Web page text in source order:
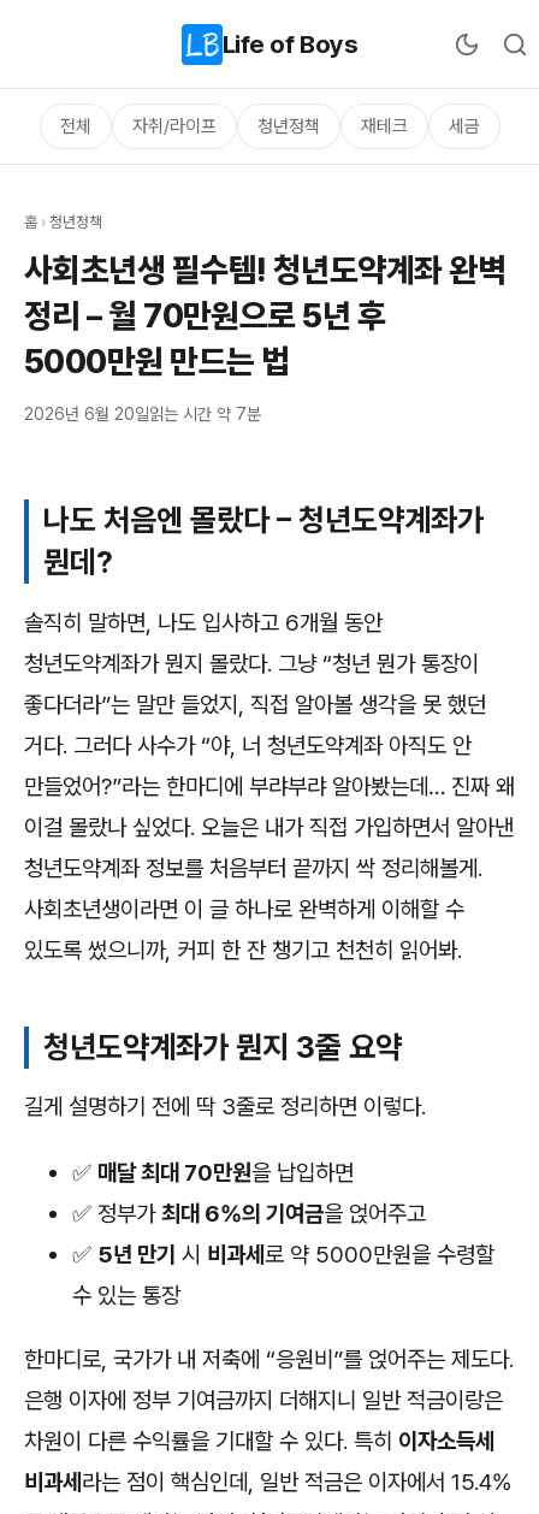
Life of Boys
전체 자취/라이프 청년정책 재테크 세금
홈 › 청년정책
사회초년생 필수템! 청년도약계좌 완벽
정리 – 월 70만원으로 5년 후
5000만원 만드는 법
2026년 6월 20일읽는 시간 약 7분
나도 처음엔 몰랐다 – 청년도약계좌가
뭔데?
솔직히 말하면, 나도 입사하고 6개월 동안
청년도약계좌가 뭔지 몰랐다. 그냥 “청년 뭔가 통장이
좋다더라”는 말만 들었지, 직접 알아볼 생각을 못 했던
거다. 그러다 사수가 “야, 너 청년도약계좌 아직도 안
만들었어?”라는 한마디에 부랴부랴 알아봤는데… 진짜 왜
이걸 몰랐나 싶었다. 오늘은 내가 직접 가입하면서 알아낸
청년도약계좌 정보를 처음부터 끝까지 싹 정리해볼게.
사회초년생이라면 이 글 하나로 완벽하게 이해할 수
있도록 썼으니까, 커피 한 잔 챙기고 천천히 읽어봐.
청년도약계좌가 뭔지 3줄 요약
길게 설명하기 전에 딱 3줄로 정리하면 이렇다.
✅ 매달 최대 70만원을 납입하면
✅ 정부가최대 6%의 기여금을 얹어주고
✅ 5년 만기 시 비과세 로 약 5000만원을 수령할
수 있는 통장
한마디로, 국가가 내 저축에 “응원비”를 얹어주는 제도다.
은행 이자에 정부 기여금까지 더해지니 일반 적금이랑은
차원이 다른 수익률을 기대할 수 있다. 특히 이자소득세
비과세 라는 점이 핵심인데, 일반 적금은 이자에서 15.4%